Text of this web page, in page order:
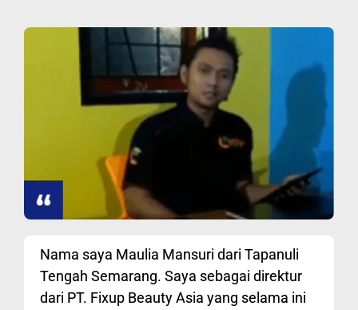
Nama saya Maulia Mansuri dari Tapanuli
Tengah Semarang. Saya sebagai direktur
dari PT. Fixup Beauty Asia yang selama ini